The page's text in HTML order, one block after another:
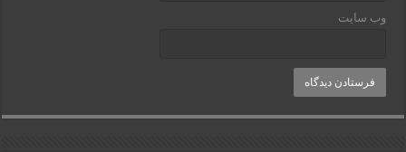
وب‌ سایت